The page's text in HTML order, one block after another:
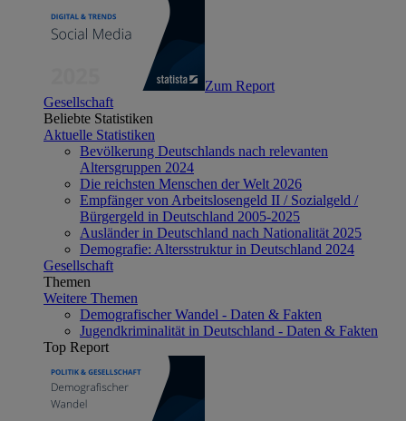
Zum Report
Gesellschaft
Beliebte Statistiken
Aktuelle Statistiken
Bevölkerung Deutschlands nach relevanten
Altersgruppen 2024
Die reichsten Menschen der Welt 2026
Empfänger von Arbeitslosengeld II / Sozialgeld /
Bürgergeld in Deutschland 2005-2025
Ausländer in Deutschland nach Nationalität 2025
Demografie: Altersstruktur in Deutschland 2024
Gesellschaft
Themen
Weitere Themen
Demografischer Wandel - Daten & Fakten
Jugendkriminalität in Deutschland - Daten & Fakten
Top Report